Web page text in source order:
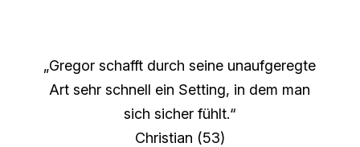
„Gregor schafft durch seine unaufgeregte
Art sehr schnell ein Setting, in dem man
sich sicher fühlt.“
Christian (53)